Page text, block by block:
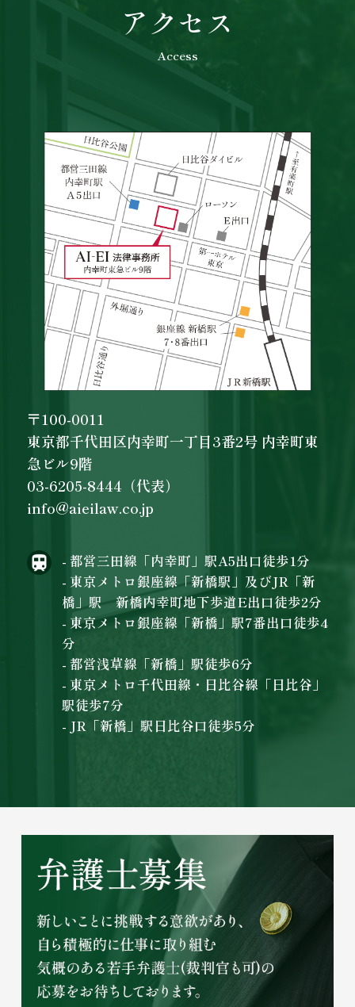
アクセス
Access
〒100-0011
東京都千代田区内幸町一丁目3番2号 内幸町東
急ビル9階
03-6205-8444（代表）
info@aieilaw.co.jp
- 都営三田線「内幸町」駅A5出口徒歩1分
- 東京メトロ銀座線「新橋駅」及びJR「新
橋」駅 新橋内幸町地下歩道E出口徒歩2分
- 東京メトロ銀座線「新橋」駅7番出口徒歩4
分
- 都営浅草線「新橋」駅徒歩6分
- 東京メトロ千代田線・日比谷線「日比谷」
駅徒歩7分
- JR「新橋」駅日比谷口徒歩5分